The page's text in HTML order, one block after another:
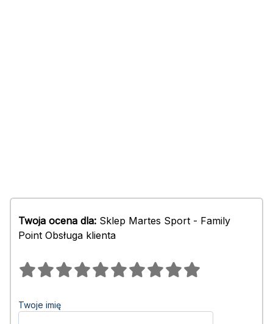
Twoja ocena dla: Sklep Martes Sport - Family
Point Obsługa klienta
Twoje imię